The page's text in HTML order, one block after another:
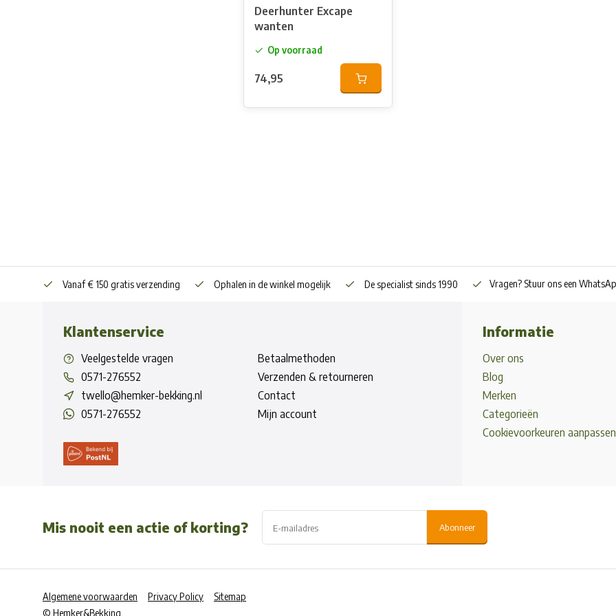
Deerhunter Excape
wanten
Op voorraad
74,95
Vanaf € 150 gratis verzending Ophalen in de winkel mogelijk De specialist sinds 1990 Vragen? Stuur ons een
Klantenservice
Veelgestelde vragen
0571-276552
twello@hemker-bekking.nl
0571-276552
Betaalmethoden
Verzenden & retourneren
Contact
Mijn account
Informatie
Over ons
Blog
Merken
Categorieën
Cookievoorkeuren aanpassen
Mis nooit een actie of korting? Abonneer
Algemene voorwaarden Privacy Policy
Sitemap
© Hemker&Bekking